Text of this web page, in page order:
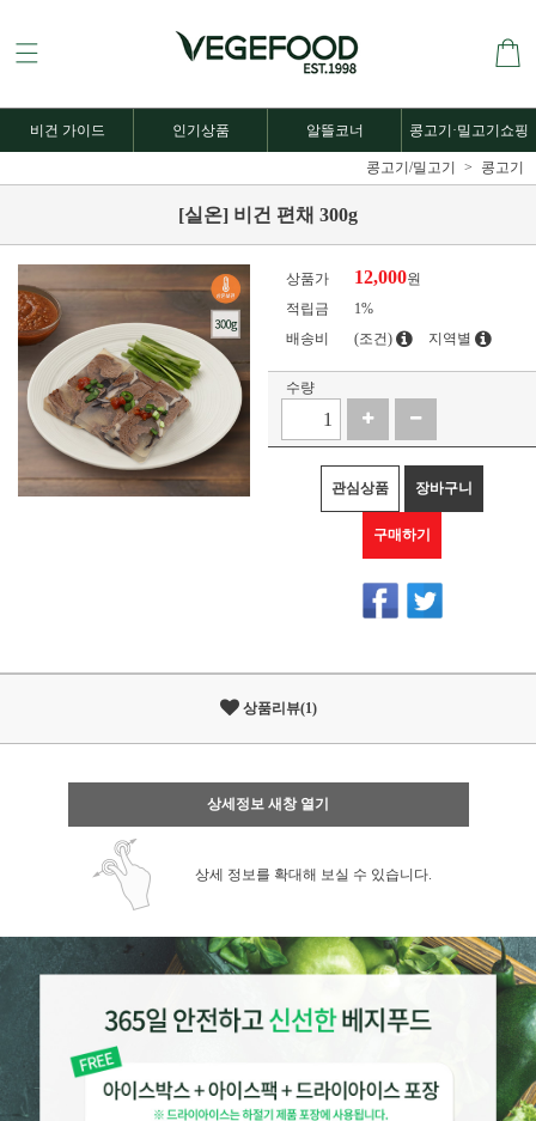
비건 가이드 인기상품 알뜰코너 콩고기·밀고기쇼핑
콩고기/밀고기 콩고기
[실온] 비건 편채 300g
상품가 12,000원
적립금
1%
배송비
(조건) 지역별
수량
관심상품 장바구니
구매하기
상품리뷰(1)
상세정보 새창 열기
상세 정보를 확대해 보실 수 있습니다.